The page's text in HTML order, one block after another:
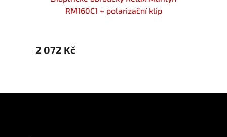
RM160C1 + polarizační klip
2 072 Kč